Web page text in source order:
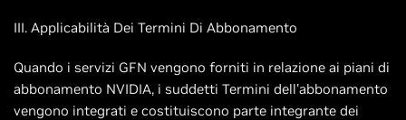
III. Applicabilità Dei Termini Di Abbonamento
Quando i servizi GFN vengono forniti in relazione ai piani di
abbonamento NVIDIA, i suddetti Termini dell'abbonamento
vengono integrati e costituiscono parte integrante dei